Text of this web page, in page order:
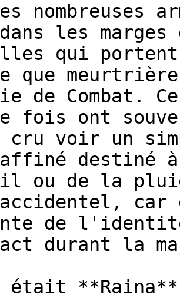
les
qui
que
de Combat.
fois ont
voir un
destiné
ou de la
de
durant la
était